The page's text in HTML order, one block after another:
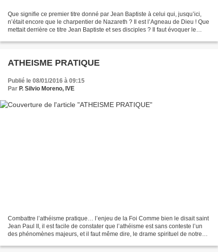
Que signifie ce premier titre donné par Jean Baptiste à celui qui, jusqu’ici,
n’était encore que le charpentier de Nazareth ? Il est l’Agneau de Dieu ! Que
mettait derrière ce titre Jean Baptiste et ses disciples ? Il faut évoquer le
ATHEISME PRATIQUE
Publié le 08/01/2016 à 09:15
Par P. Silvio Moreno, IVE
Combattre l’athéisme pratique… l’enjeu de la Foi Comme bien le disait saint
Jean Paul II, il est facile de constater que l’athéisme est sans conteste l’un
des phénomènes majeurs, et il faut même dire, le drame spirituel de notre